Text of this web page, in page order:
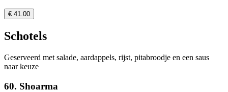
€ 41.00
Schotels
Geserveerd met salade, aardappels, rijst, pitabroodje en een saus
naar keuze
60. Shoarma